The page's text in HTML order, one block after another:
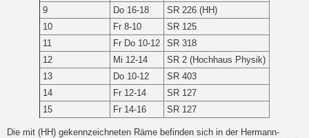
9
Do 16-18
SR 226 (HH)
10
Fr 8-10
SR 125
11
Fr Do 10-12
SR 318
12
Mi 12-14
SR 2 (Hochhaus Physik)
13
Do 10-12
SR 403
14
Fr 12-14
SR 127
15
Fr 14-16 SR 127
Die mit (HH) gekennzeichneten Räme befinden sich in der Hermann-